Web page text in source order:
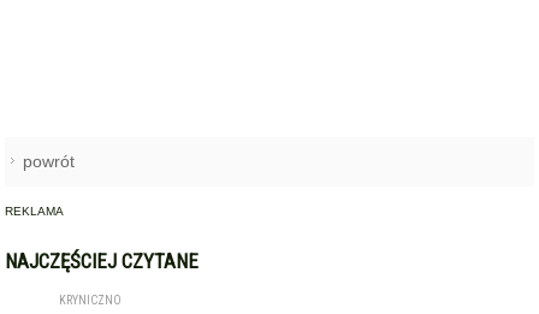
powrót
REKLAMA
NAJCZĘŚCIEJ CZYTANE
KRYNICZNO